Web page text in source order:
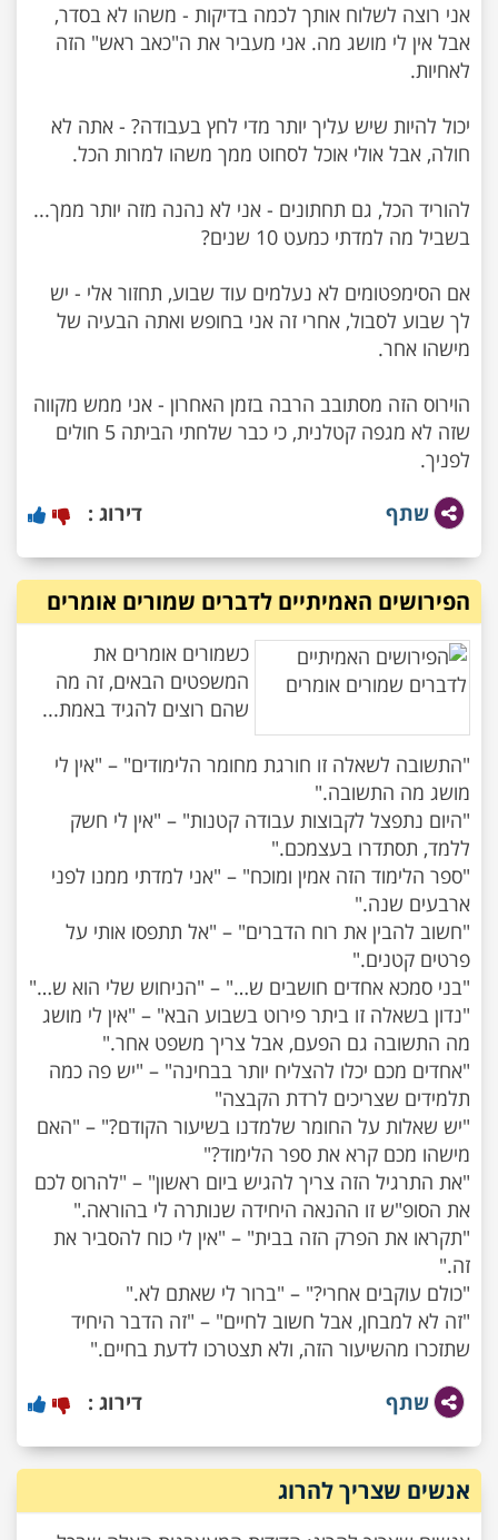
אני רוצה לשלוח אותך לכמה בדיקות - משהו לא בסדר,
אבל אין לי מושג מה. אני מעביר את ה"כאב ראש" הזה
יכול להיות שיש עליך יותר מדי לחץ בעבודה? - אתה לא
להוריד הכל, גם תחתונים - אני לא נהנה מזה יותר ממך...
אם הסימפטומים לא נעלמים עוד שבוע, תחזור אלי - יש
לך שבוע לסבול, אחרי זה אני בחופש ואתה הבעיה של
הוירוס הזה מסתובב הרבה בזמן האחרון - אני ממש מקווה
שזה לא מגפה קטלנית, כי כבר שלחתי הביתה 5 חולים
לפניך.
שתף
דירוג :
הפירושים האמיתיים לדברים שמורים אומרים
כשמורים אומרים את
המשפטים הבאים, זה מה
"התשובה לשאלה זו חורגת מחומר הלימודים" – "אין לי
"היום נתפצל לקבוצות עבודה קטנות" – "אין לי חשק
"ספר הלימוד הזה אמין ומוכח" – "אני למדתי ממנו לפני
"חשוב להבין את רוח הדברים" – "אל תתפסו אותי על
"נדון בשאלה זו ביתר פירוט בשבוע הבא" – "אין לי מושג
"אחדים מכם יכלו להצליח יותר בבחינה" – "יש פה כמה
"יש שאלות על החומר שלמדנו בשיעור הקודם?" – "האם
"את התרגיל הזה צריך להגיש ביום ראשון" – "להרוס לכם
"תקראו את הפרק הזה בבית" – "אין לי כוח להסביר את
"זה לא למבחן, אבל חשוב לחיים" – "זה הדבר היחיד
שתזכרו מהשיעור הזה, ולא תצטרכו לדעת בחיים."
שתף
דירוג :
אנשים שצריך להרוג